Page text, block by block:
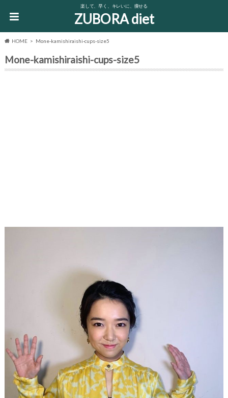
楽して、早く、キレいに、痩せる
ZUBORA diet
HOME Mone-kamishiraishi-cups-size5
Mone-kamishiraishi-cups-size5